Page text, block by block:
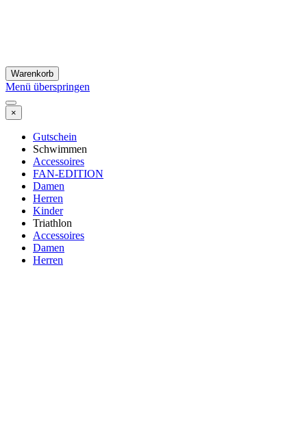
Warenkorb
Menü überspringen
×
Gutschein
Schwimmen
Accessoires
FAN-EDITION
Damen
Herren
Kinder
Triathlon
Accessoires
Damen
Herren